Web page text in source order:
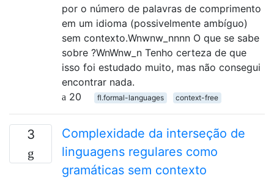
por o número de palavras de comprimento
em um idioma (possivelmente ambíguo)
sem contexto.Wnwnw_nnnn O que se sabe
sobre ?WnWnw_n Tenho certeza de que
isso foi estudado muito, mas não consegui
encontrar nada.
20
fl.formal-languages context-free
3
Complexidade da interseção de
linguagens regulares como
gramáticas sem contexto